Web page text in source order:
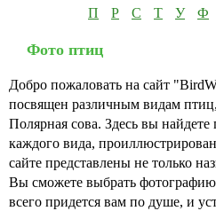
П
Р С Т У Ф
Фото птиц
Добро пожаловать на сайт
посвящен различным видам
Полярная сова. Здесь вы
каждого вида,
сайте представлены не только
Вы сможете выбрать
всего придется вам по душе, и